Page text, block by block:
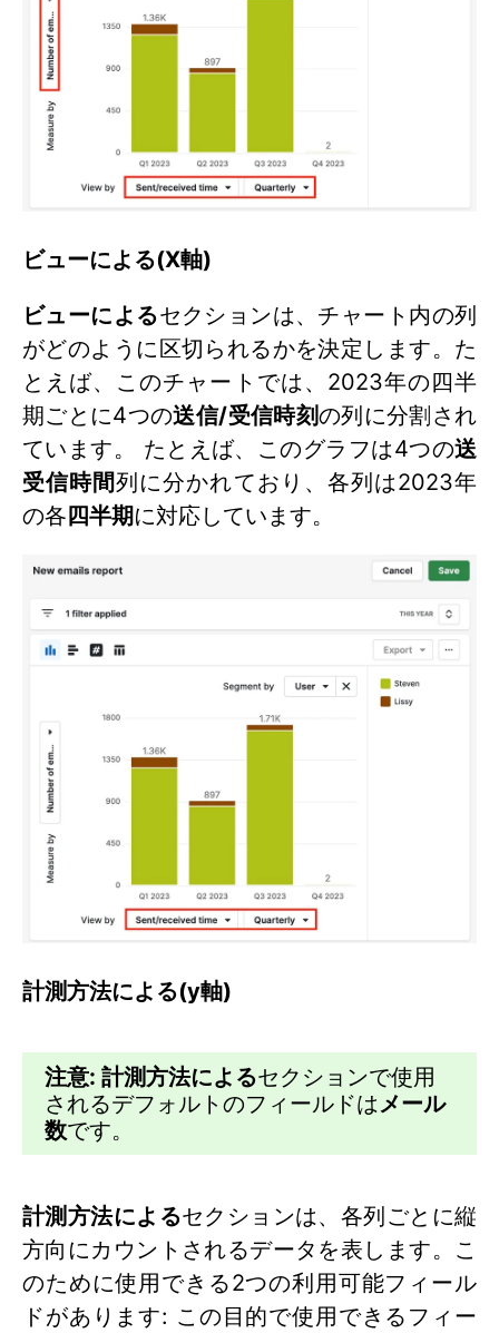
ビューによる(X軸)
ビューによるセクションは、チャート内の列
がどのように区切られるかを決定します。た
とえば、このチャートでは、2023年の四半
期ごとに4つの送信/受信時刻の列に分割され
ています。 たとえば、このグラフは4つの送
受信時間列に分かれており、各列は2023年
の各四半期に対応しています。
計測方法による(y軸)
注意: 計測方法によるセクションで使用
されるデフォルトのフィールドはメール
数です。
計測方法によるセクションは、各列ごとに縦
方向にカウントされるデータを表します。こ
のために使用できる2つの利用可能フィール
ドがあります: この目的で使用できるフィー